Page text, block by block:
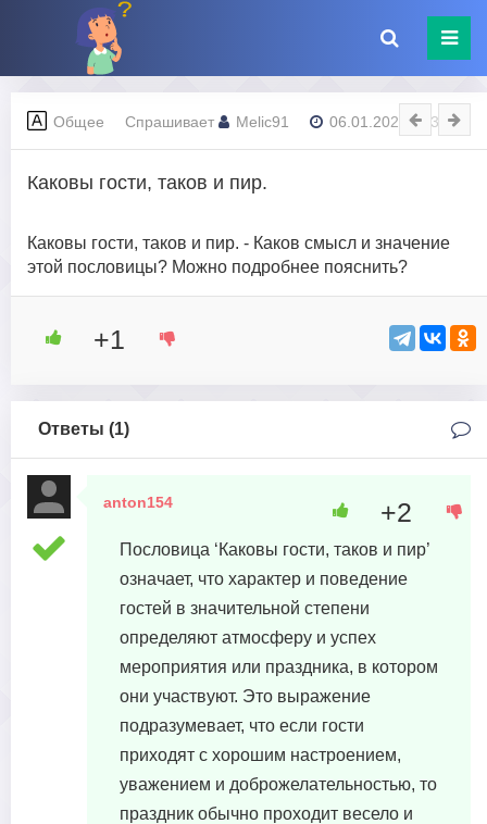
Общее Спрашивает Melic91 06.01.2024 - 23:34
Каковы гости, таков и пир.
Каковы гости, таков и пир. - Каков смысл и значение
этой пословицы? Можно подробнее пояснить?
+1
Ответы (1)
anton154
Пословица ‘Каковы гости, таков и пир’
означает, что характер и поведение
гостей в значительной степени
определяют атмосферу и успех
мероприятия или праздника, в котором
они участвуют. Это выражение
подразумевает, что если гости
приходят с хорошим настроением,
уважением и доброжелательностью, то
праздник обычно проходит весело и
+2